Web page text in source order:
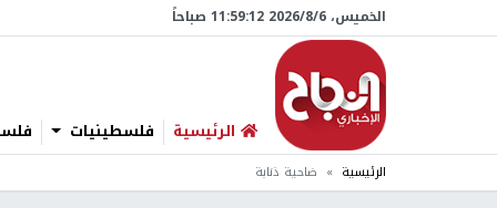
الخميس، 6/‏8/‏2026 11:59:13 صباحاً
الرئيسية فلسطينيات
الرئيسية ضاحية ذنابة